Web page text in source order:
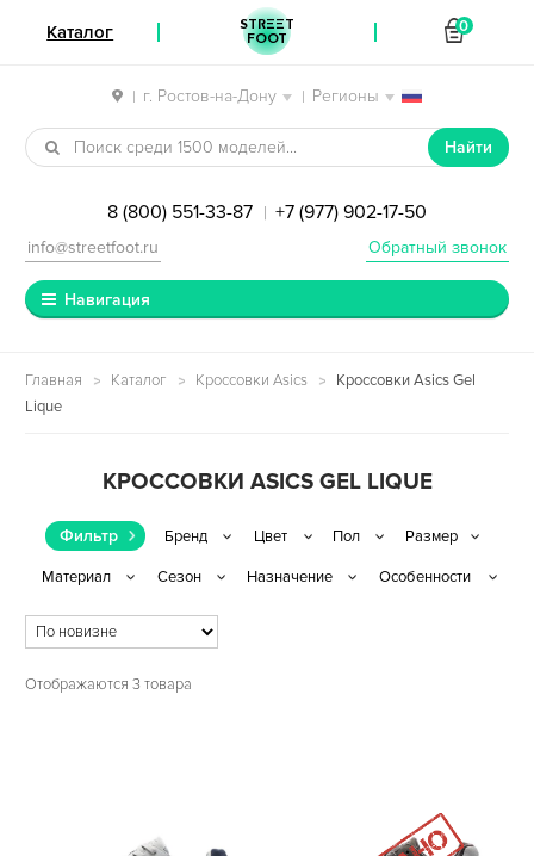
| г. Ростов-на-Дону | Регионы
Перейти к навигации
Перейти к содержимому
Найти
8 (800) 551-33-87 | +7 (977) 902-17-50
Обратный звонок
info@streetfoot.ru
Навигация
Главная Каталог Кроссовки Asics
Кроссовки Asics Gel
Lique
КРОССОВКИ ASICS GEL LIQUE
Фильтр
Отображаются 3 товара
Каталог STREET
FOOT
0